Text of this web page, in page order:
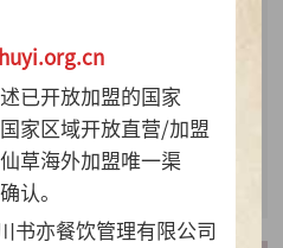
已开放加盟的国家
家区域开放直营/加盟
草海外加盟唯一渠
认。
书亦餐饮管理有限公司